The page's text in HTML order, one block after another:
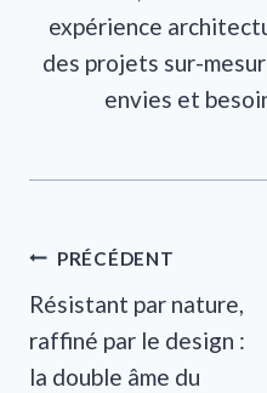
expérience
des projets sur-
envies et
Navigation
de
l’article
PRÉCÉDENT
Résistant par nature,
raffiné par le design :
la double âme du